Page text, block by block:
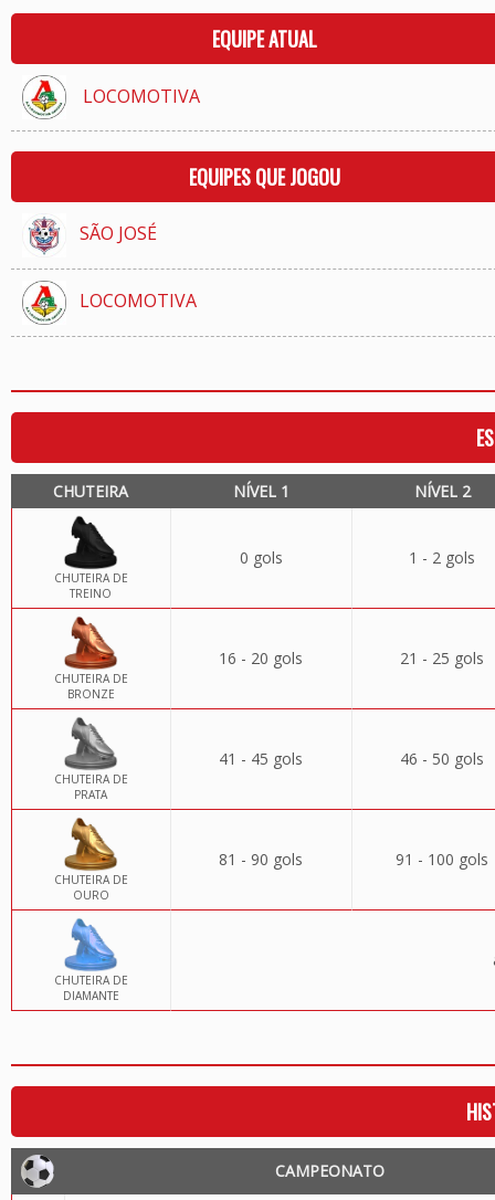
EQUIPE ATUAL
LOCOMOTIVA
EQUIPES QUE JOGOU
SÃO JOSÉ
LOCOMOTIVA
CHUTEIRA NÍVEL 1 NÍVEL 2
CHUTEIRA DE
TREINO
0 gols 1 - 2 gols
CHUTEIRA DE
BRONZE
16 - 20 gols 21 - 25 gols
CHUTEIRA DE
PRATA
41 - 45 gols 46 - 50 gols
CHUTEIRA DE
OURO
81 - 90 gols 91 - 100 gols
CHUTEIRA DE
DIAMANTE
CAMPEONATO